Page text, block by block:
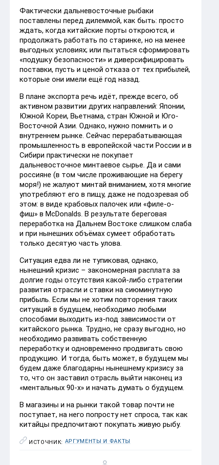
Фактически дальневосточные рыбаки
поставлены перед дилеммой, как быть: просто
ждать, когда китайские порты откроются, и
продолжать работать по старинке, но на менее
выгодных условиях; или пытаться сформировать
«подушку безопасности» и диверсифицировать
поставки, пусть и ценой отказа от тех прибылей,
которые они имели ещё год назад.
В плане экспорта речь идёт, прежде всего, об
активном развитии других направлений: Японии,
Южной Кореи, Вьетнама, стран Южной и Юго-
Восточной Азии. Однако, нужно помнить и о
внутреннем рынке. Сейчас перерабатывающая
промышленность в европейской части России и в
Сибири практически не покупает
дальневосточное минтаевое сырье. Да и сами
россияне (в том числе проживающие на берегу
моря!) не жалуют минтай вниманием, хотя многие
употребляют его в пищу, даже не подозревая об
этом: в виде крабовых палочек или «филе-о-
фиш» в McDonalds. В результате береговая
переработка на Дальнем Востоке слишком слаба
и при нынешних объёмах сумеет обработать
только десятую часть улова.
Ситуация едва ли не тупиковая, однако,
нынешний кризис – закономерная расплата за
долгие годы отсутствия какой-либо стратегии
развития отрасли и ставки на сиюминутную
прибыль. Если мы не хотим повторения таких
ситуаций в будущем, необходимо любыми
способами выходить из-под зависимости от
китайского рынка. Трудно, не сразу выгодно, но
необходимо развивать собственную
переработку и одновременно продвигать свою
продукцию. И тогда, быть может, в будущем мы
будем даже благодарны нынешнему кризису за
то, что он заставил отрасль выйти наконец из
«ментальных 90-х» и начать думать о будущем.
В магазины и на рынки такой товар почти не
поступает, на него попросту нет спроса, так как
китайцы предпочитают покупать живую рыбу.
ИСТОЧНИК: АРГУМЕНТЫ И ФАКТЫ